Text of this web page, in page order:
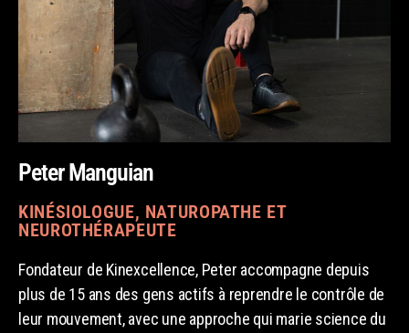
Peter Manguian
KINÉSIOLOGUE, NATUROPATHE ET
NEUROTHÉRAPEUTE
Fondateur de Kinexcellence, Peter accompagne depuis
plus de 15 ans des gens actifs à reprendre le contrôle de
leur mouvement, avec une approche qui marie science du